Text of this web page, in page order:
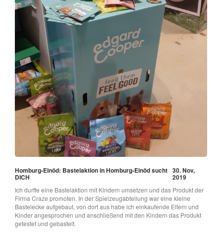
Homburg-Einöd: Bastelaktion in Homburg-Einöd sucht
DICH
30. Nov,
2019
Ich durfte eine Bastelaktion mit Kindern umsetzen und das Produkt der
Firma Craze promoten. In der Spielzeugabteilung war eine kleine
Bastelecke aufgebaut, von dort aus habe ich einkaufende Eltern und
Kinder angesprochen und anschließend mit den Kindern das Produkt
getestet und gebastelt.